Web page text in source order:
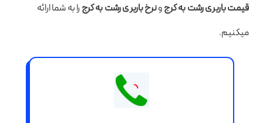
قیمت باربری رشت به کرجونرخ باربری رشت به کرج را به شما ارائه
میکنیم.